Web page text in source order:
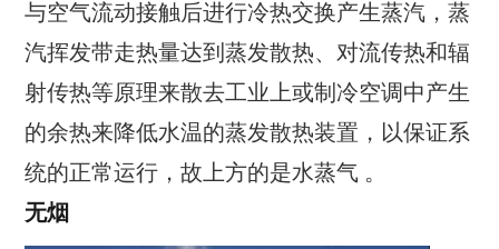
与空气流动接触后进行冷热交换产生蒸汽，蒸
汽挥发带走热量达到蒸发散热、对流传热和辐
射传热等原理来散去工业上或制冷空调中产生
的余热来降低水温的蒸发散热装置，以保证系
统的正常运行，故上方的是水蒸气 。
无烟